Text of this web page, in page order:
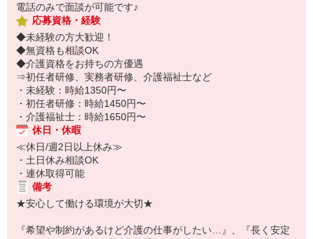
電話のみで面談が可能です♪
応募資格・経験
◆未経験の方大歓迎！
◆無資格も相談OK
◆介護資格をお持ちの方優遇
⇒初任者研修、実務者研修、介護福祉士など
・未経験：時給1350円〜
・初任者研修：時給1450円〜
・介護福祉士：時給1650円〜
休日・休暇
≪休日/週2日以上休み≫
・土日休み相談OK
・連休取得可能
備考
★安心して働ける環境が大切★
『希望や制約があるけど介護の仕事がしたい…』、『長く安定